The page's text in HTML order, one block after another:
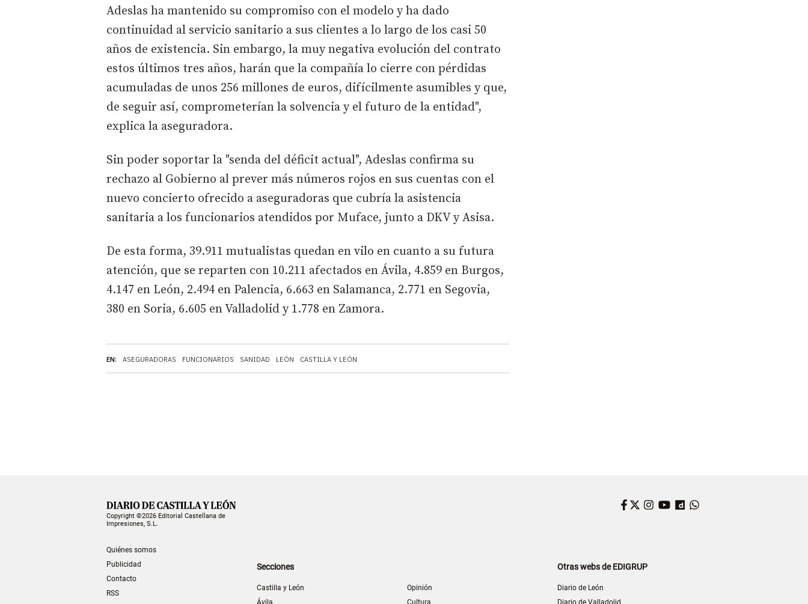
EN: ASEGURADORAS FUNCIONARIOS SANIDAD LEÓN CASTILLA Y LEÓN
Adeslas ha mantenido su compromiso con el modelo y ha dado
continuidad al servicio sanitario a sus clientes a lo largo de los casi 50
años de existencia. Sin embargo, la muy negativa evolución del contrato
estos últimos tres años, harán que la compañía lo cierre con pérdidas
acumuladas de unos 256 millones de euros, difícilmente asumibles y que,
de seguir así, comprometerían la solvencia y el futuro de la entidad",
explica la aseguradora.
Sin poder soportar la "senda del déficit actual", Adeslas confirma su
rechazo al Gobierno al prever más números rojos en sus cuentas con el
nuevo concierto ofrecido a aseguradoras que cubría la asistencia
sanitaria a los funcionarios atendidos por Muface, junto a DKV y Asisa.
De esta forma, 39.911 mutualistas quedan en vilo en cuanto a su futura
atención, que se reparten con 10.211 afectados en Ávila, 4.859 en Burgos,
4.147 en León, 2.494 en Palencia, 6.663 en Salamanca, 2.771 en Segovia,
380 en Soria, 6.605 en Valladolid y 1.778 en Zamora.
Copyright ©2026 Editorial Castellana de
Impresiones, S.L.
Quiénes somos
Publicidad
Contacto
RSS
Facebook
Twitter
Instagram
YouTube
Dailymotion
Secciones
Castilla y León
Ávila
Opinión
Cultura
Otras webs de EDIGRUP
Diario de León
Diario de Valladolid